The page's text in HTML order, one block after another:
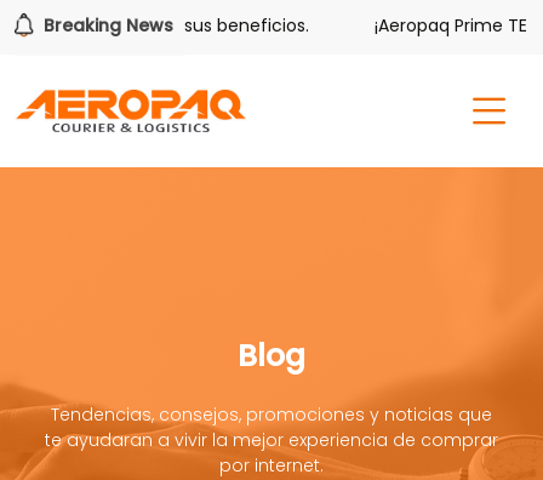
Breaking News
también tiene sus beneficios. ¡Aeropaq Prime TE DA
Blog
Tendencias, consejos, promociones y noticias que
te ayudaran a vivir la mejor experiencia de comprar
por internet.